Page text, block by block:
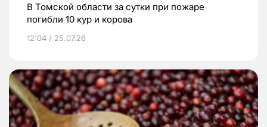
В Томской области за сутки при пожаре
погибли 10 кур и корова
12:04 / 25.07.26